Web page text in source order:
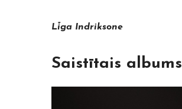
Līga Indriksone
Saistītais albums